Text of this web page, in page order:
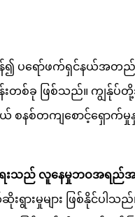
ရော်ဖက်ရှင်နယ်အတည်ပြုထ
းတစ်ခု ဖြစ်သည်။ ကျွန်ု
ယ် စနစ်တကျစောင့်ရှော
ေးသည် လူနေမှုဘဝအရည်အ
းရွားမှုများ ဖြစ်နိုင်